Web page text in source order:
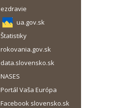
ezdravie
ua.gov.sk
Štatistiky
rokovania.gov.sk
data.slovensko.sk
NASES
Portál Vaša Európa
Facebook slovensko.sk